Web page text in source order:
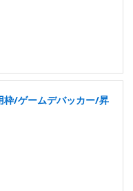
枠/ゲームデバッカー/昇